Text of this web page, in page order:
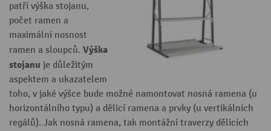
patří výška stojanu,
počet ramen a
maximální nosnost
ramen a sloupců. Výška
stojanu je důležitým
aspektem a ukazatelem
toho, v jaké výšce bude možné namontovat nosná ramena (u
horizontálního typu) a dělicí ramena a prvky (u vertikálních
regálů). Jak nosná ramena, tak montážní traverzy dělicích